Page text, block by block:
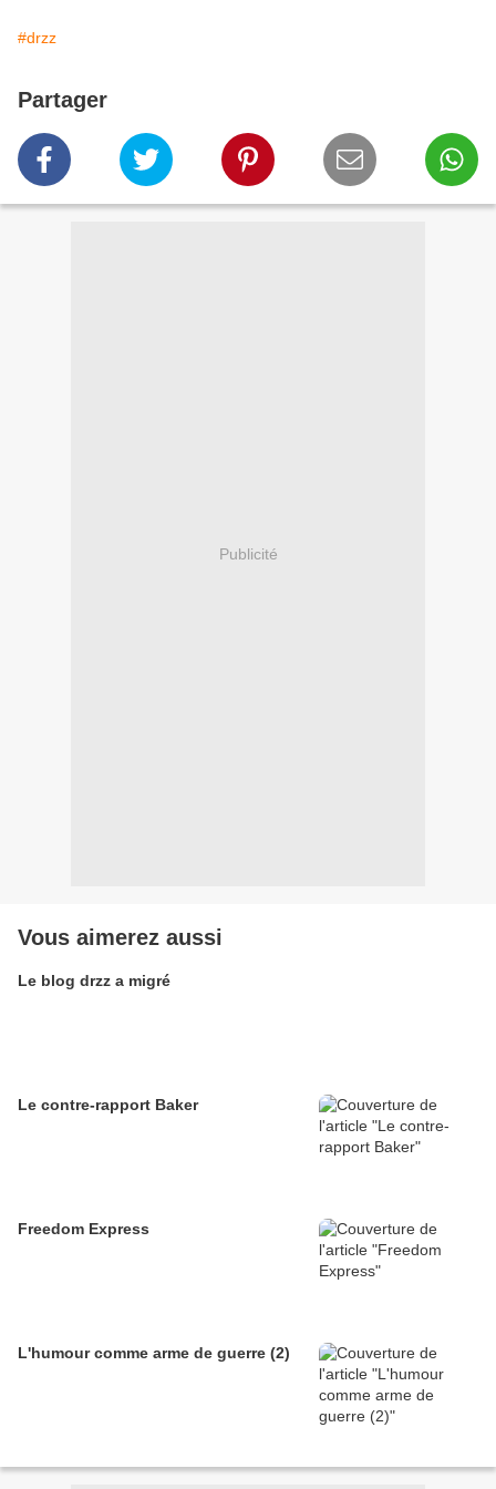
#drzz
Partager
Publicité
Vous aimerez aussi
Le blog drzz a migré
Le contre-rapport Baker
Freedom Express
L'humour comme arme de guerre (2)